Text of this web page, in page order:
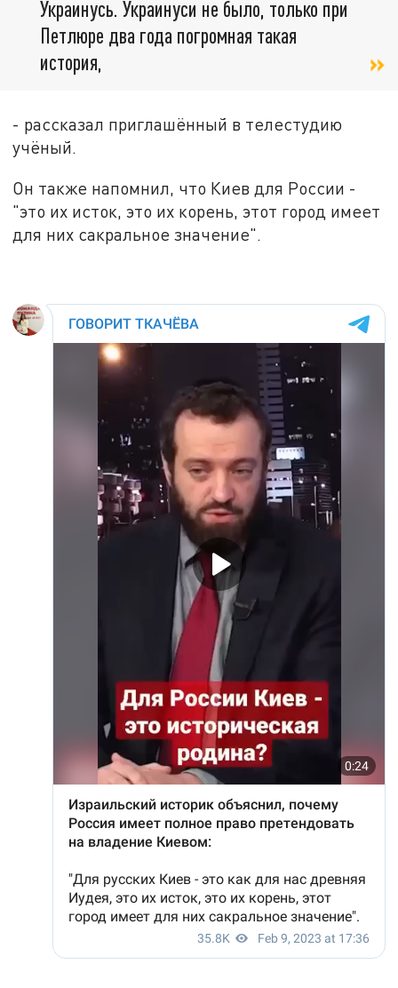
Украинусь. Украинуси не было, только при
Петлюре два года погромная такая
история,
- рассказал приглашённый в телестудию
учёный.
Он также напомнил, что Киев для России -
"это их исток, это их корень, этот город имеет
для них сакральное значение".